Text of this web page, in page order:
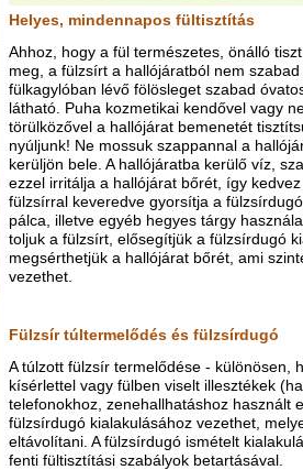
Helyes, mindennapos fültisztítás
Ahhoz, hogy a fül természetes, önálló
meg, a fülzsírt a hallójáratból nem
fülkagylóban lévő fölösleget szabad
látható. Puha kozmetikai kendővel vagy
törülközővel a hallójárat bemenetét
nyúljunk! Ne mossuk szappannal a
kerüljön bele. A hallójáratba kerülő víz,
ezzel irritálja a hallójárat bőrét, így
fülzsírral keveredve gyorsítja a
pálca, illetve egyéb hegyes tárgy
toljuk a fülzsírt, elősegítjük a fülzsírdugó
megsérthetjük a hallójárat bőrét, ami
vezethet.
Fülzsír túltermelődés és fülzsírdugó
A túlzott fülzsír termelődése - különösen,
kísérlettel vagy fülben viselt illesztékek
telefonokhoz, zenehallhatáshoz használt
fülzsírdugó kialakulásához vezethet,
eltávolítani. A fülzsírdugó ismételt
fenti fültisztítási szabályok betartásával.